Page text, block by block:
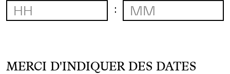
:
MERCI D'INDIQUER DES DATES